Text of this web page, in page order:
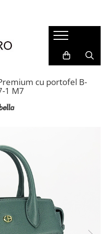
cu portofel B-
1 M7